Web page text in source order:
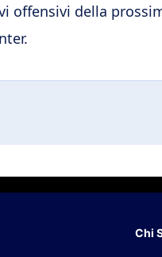
offensivi della
Chi